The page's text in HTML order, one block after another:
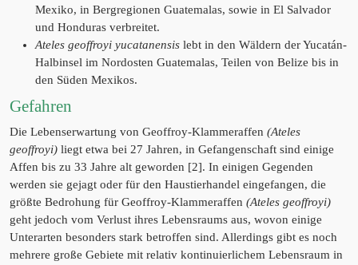
Mexiko, in Bergregionen Guatemalas, sowie in El Salvador
und Honduras verbreitet.
Ateles geoffroyi yucatanensis lebt in den Wäldern der Yucatán-
Halbinsel im Nordosten Guatemalas, Teilen von Belize bis in
den Süden Mexikos.
Gefahren
Die Lebenserwartung von Geoffroy-Klammeraffen (Ateles
geoffroyi) liegt etwa bei 27 Jahren, in Gefangenschaft sind einige
Affen bis zu 33 Jahre alt geworden [2]. In einigen Gegenden
werden sie gejagt oder für den Haustierhandel eingefangen, die
größte Bedrohung für Geoffroy-Klammeraffen (Ateles geoffroyi)
geht jedoch vom Verlust ihres Lebensraums aus, wovon einige
Unterarten besonders stark betroffen sind. Allerdings gibt es noch
mehrere große Gebiete mit relativ kontinuierlichem Lebensraum in